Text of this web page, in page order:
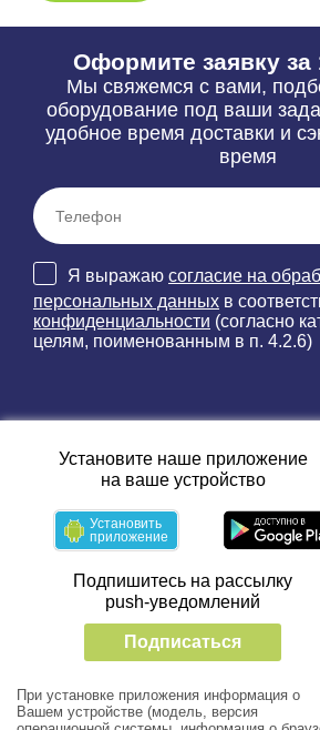
Оформите заявку за
Мы свяжемся с вами,
оборудование под ваши
удобное время доставки и
время
Я выражаю согласие на
персональных данных в
конфиденциальности (согласно
целям, поименованным в п. 4.2.6)
188689, Ленинградская
Всеволожский, г.п.
Порошкино, пр-д.
+7 (812) 33-
Пн-пт с 09:00 до
Установите наше приложение
на ваше устройство
Установить
приложение
Подпишитесь на рассылку
push-уведомлений
Подписаться
При установке приложения информация о
Вашем устройстве (модель, версия